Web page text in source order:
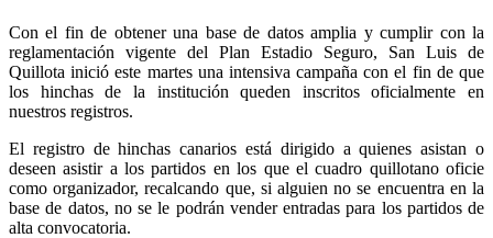
Con el fin de obtener una base de datos amplia y cumplir con la
reglamentación vigente del Plan Estadio Seguro, San Luis de
Quillota inició este martes una intensiva campaña con el fin de que
los hinchas de la institución queden inscritos oficialmente en
nuestros registros.
El registro de hinchas canarios está dirigido a quienes asistan o
deseen asistir a los partidos en los que el cuadro quillotano oficie
como organizador, recalcando que, si alguien no se encuentra en la
base de datos, no se le podrán vender entradas para los partidos de
alta convocatoria.